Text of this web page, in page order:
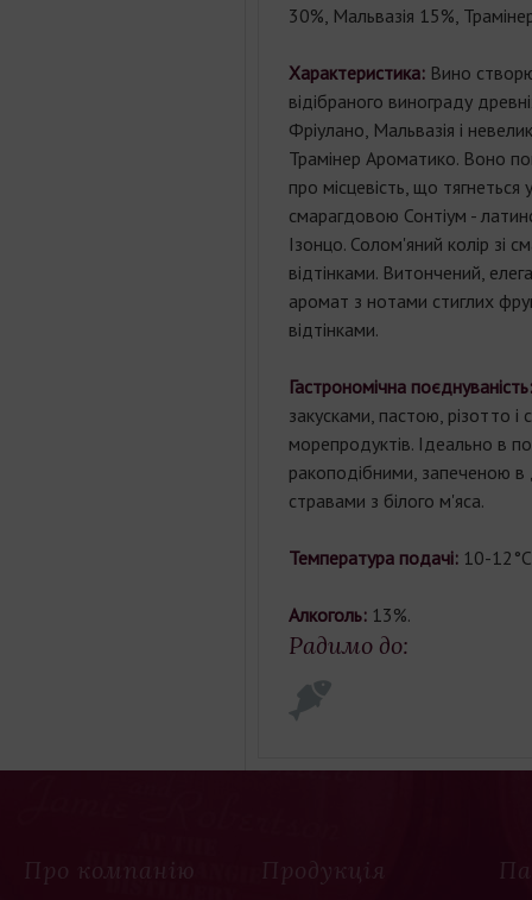
30%, Мальвазія 15%,
Характеристика: Вино
відібраного винограду
Фріулано, Мальвазія і
Трамінер Ароматико. Воно
про місцевість, що тягнеться
смарагдовою Сонтіум -
Ізонцо. Солом'яний колір зі
відтінками. Витончений,
аромат з нотами стиглих
відтінками.
Гастрономічна
закусками, пастою, різотто і
морепродуктів. Ідеально в
ракоподібними, запеченою в
стравами з білого м'яса.
Температура подачі: 10-
Алкоголь:13%.
Радимо до:
Про компанію Продукція